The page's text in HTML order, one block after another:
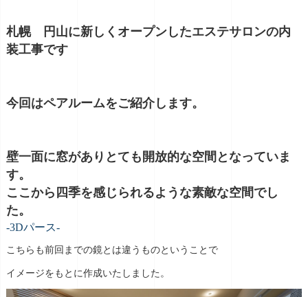
札幌 円山に新しくオープンしたエステサロンの内
装工事です
今回はペアルームをご紹介します。
壁一面に窓がありとても開放的な空間となっていま
す。
ここから四季を感じられるような素敵な空間でし
た。
-3Dパース-
こちらも前回までの鏡とは違うものということで
イメージをもとに作成いたしました。